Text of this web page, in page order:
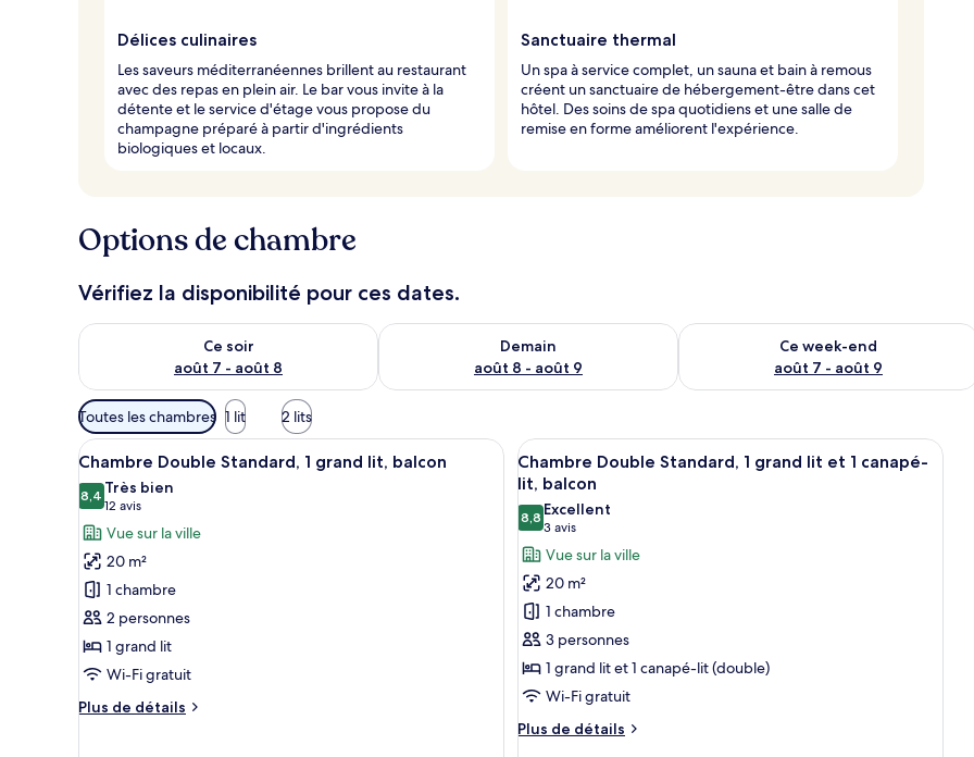
Délices culinaires
Les saveurs méditerranéennes brillent au restaurant
avec des repas en plein air. Le bar vous invite à la
détente et le service d'étage vous propose du
champagne préparé à partir d'ingrédients
biologiques et locaux.
Sanctuaire thermal
Un spa à service complet, un sauna et bain à remous
créent un sanctuaire de hébergement-être dans cet
hôtel. Des soins de spa quotidiens et une salle de
remise en forme améliorent l'expérience.
Options de chambre
Vérifiez la disponibilité pour ces dates.
Ce soir
août 7 - août 8
Vérifier la disponibilité pour ce soir août 7 - août 8
Demain
août 8 - août 9
Vérifier la disponibilité pour demain août 8 - août 9
Ce week-end
août 7 - août 9
Vérifier la disponibilité pour ce week-
Filtres
disponibles
pour
les
chambres
Toutes les chambres 1 lit 2 lits
Afficher
toutes
les
photos
pour
ce
type
de
chambre :
Chambre
Double
Une chambre d’hôtel équipée d’un lit, d’un bureau, d’une chaise, d’une machine à café et d’une armoire.
6
Chambre Double Standard, 1 grand lit, balcon
8,48,4 sur 10
Très bien
12 avis
(12 avis)
Vue sur la ville
20 m²
1 chambre
2 personnes
1 grand lit
Wi-Fi gratuit
Plus de détails
Plus
Afficher
toutes
les
photos
pour
ce
type
de
chambre :
Chambre
Double
Standard,
Une chambre d’hôtel avec un grand
6
Chambre Double Standard, 1 grand lit et 1 canapé-
lit, balcon
8,88,8 sur 10
Excellent
3 avis
(3 avis)
Vue sur la ville
20 m²
1 chambre
3 personnes
1 grand lit et 1 canapé-lit (double)
Wi-Fi gratuit
Plus de détails
Plus